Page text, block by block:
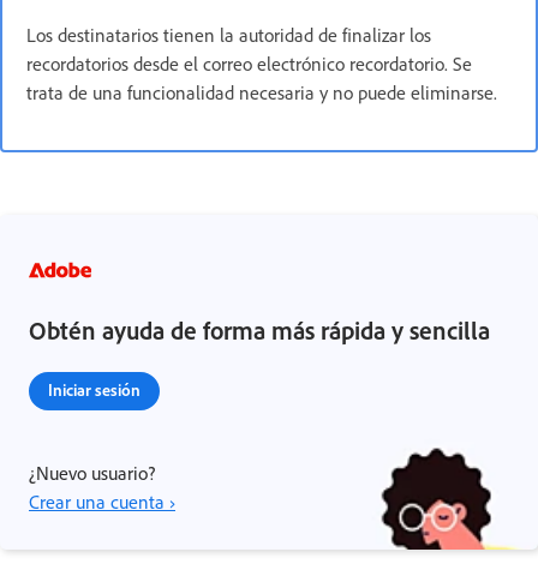
Los destinatarios tienen la autoridad de finalizar los
recordatorios desde el correo electrónico recordatorio. Se
trata de una funcionalidad necesaria y no puede eliminarse.
Obtén ayuda de forma más rápida y sencilla
Iniciar sesión
¿Nuevo usuario?
Crear una cuenta ›